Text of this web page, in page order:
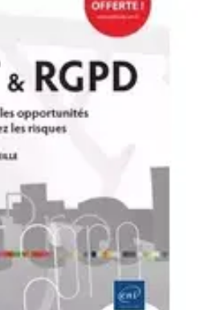
Évaluation des